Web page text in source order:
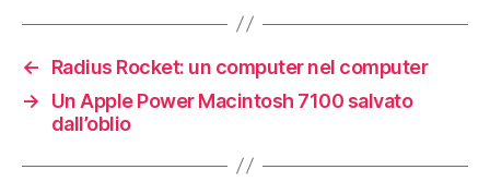
←
Radius Rocket: un computer nel computer
→
Un Apple Power Macintosh 7100 salvato
dall’oblio